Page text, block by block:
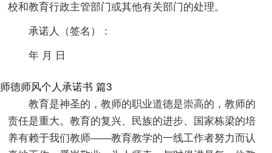
校和教育行政主管部门或其他有关部门的处理。
承诺人（签名）：
年 月 日
师德师风个人承诺书 篇3
教育是神圣的，教师的职业道德是崇高的，教师的
责任是重大。教育的复兴、民族的进步、国家栋梁的培
养有赖于我们教师——教育教学的一线工作者努力而认